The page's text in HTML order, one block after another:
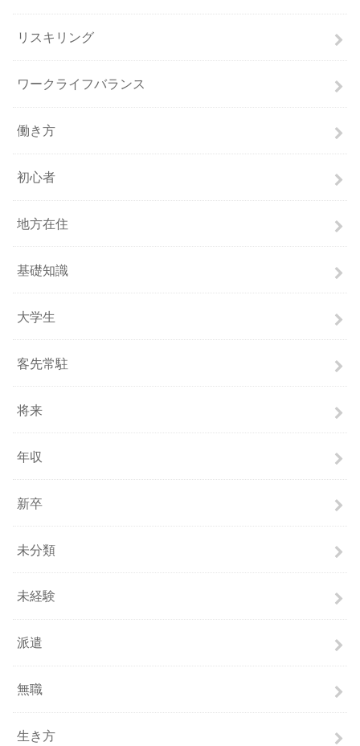
リスキリング
ワークライフバランス
働き方
初心者
地方在住
基礎知識
大学生
客先常駐
将来
年収
新卒
未分類
未経験
派遣
無職
生き方